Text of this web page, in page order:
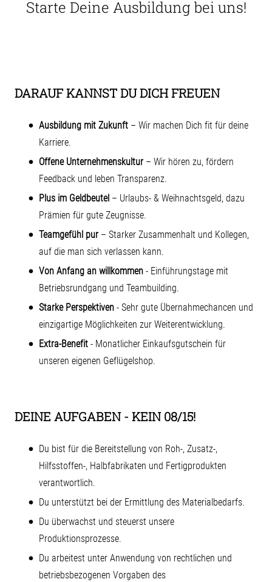
Starte Deine Ausbildung bei uns!
DARAUF KANNST DU DICH FREUEN
Ausbildung mit Zukunft – Wir machen Dich fit für deine
Karriere.
Offene Unternehmenskultur– Wir hören zu, fördern
Feedback und leben Transparenz.
Plus im Geldbeutel – Urlaubs- & Weihnachtsgeld, dazu
Prämien für gute Zeugnisse.
Teamgefühl pur– Starker Zusammenhalt und Kollegen,
auf die man sich verlassen kann.
Von Anfang an willkommen - Einführungstage mit
Betriebsrundgang und Teambuilding.
Starke Perspektiven - Sehr gute Übernahmechancen und
einzigartige Möglichkeiten zur Weiterentwicklung.
Extra-Benefit - Monatlicher Einkaufsgutschein für
unseren eigenen Geflügelshop.
DEINE AUFGABEN - KEIN 08/15!
Du bist für die Bereitstellung von Roh-, Zusatz-,
Hilfsstoffen-, Halbfabrikaten und Fertigprodukten
verantwortlich.
Du unterstützt bei der Ermittlung des Materialbedarfs.
Du überwachst und steuerst unsere
Produktionsprozesse.
Du arbeitest unter Anwendung von rechtlichen und
betriebsbezogenen Vorgaben des